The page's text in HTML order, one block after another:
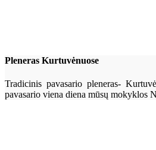
Pleneras Kurtuvėnuose
Tradicinis pavasario pleneras-
pavasario viena diena mūsų mokyklos